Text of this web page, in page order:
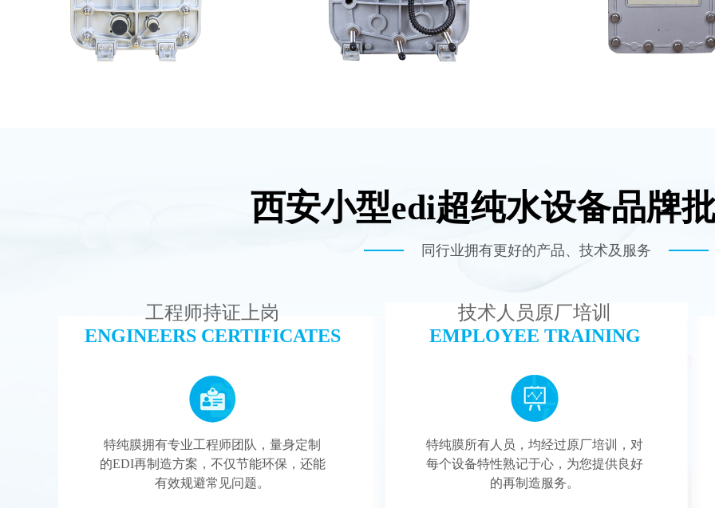
西门子 EDI模块维修
查看详情
坎普尔EDI膜堆
查看详情
西安小型edi超纯水设备品牌
同行业拥有更好的产品、技术及服务
工程师持证上岗
ENGINEERS CERTIFICATES
特纯膜拥有专业工程师团队，量身定制
的EDI再制造方案，不仅节能环保，还能
有效规避常见问题。
技术人员原厂培训
EMPLOYEE TRAINING
特纯膜所有人员，均经过原厂培训，对
每个设备特性熟记于心，为您提供良好
的再制造服务。